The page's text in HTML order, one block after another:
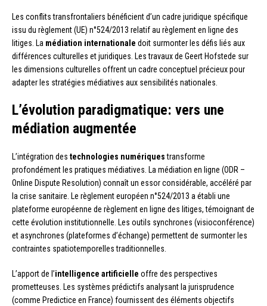
Les conflits transfrontaliers bénéficient d’un cadre juridique spécifique
issu du règlement (UE) n°524/2013 relatif au règlement en ligne des
litiges. La médiation internationale doit surmonter les défis liés aux
différences culturelles et juridiques. Les travaux de Geert Hofstede sur
les dimensions culturelles offrent un cadre conceptuel précieux pour
adapter les stratégies médiatives aux sensibilités nationales.
L’évolution paradigmatique: vers une
médiation augmentée
L’intégration des technologies numériquestransforme
profondément les pratiques médiatives. La médiation en ligne (ODR –
Online Dispute Resolution) connaît un essor considérable, accéléré par
la crise sanitaire. Le règlement européen n°524/2013 a établi une
plateforme européenne de règlement en ligne des litiges, témoignant de
cette évolution institutionnelle. Les outils synchrones (visioconférence)
et asynchrones (plateformes d’échange) permettent de surmonter les
contraintes spatiotemporelles traditionnelles.
L’apport de l’intelligence artificielle offre des perspectives
prometteuses. Les systèmes prédictifs analysant la jurisprudence
(comme Predictice en France) fournissent des éléments objectifs